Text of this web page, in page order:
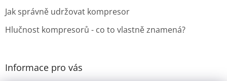
Jak správně udržovat kompresor
Hlučnost kompresorů - co to vlastně znamená?
Informace pro vás